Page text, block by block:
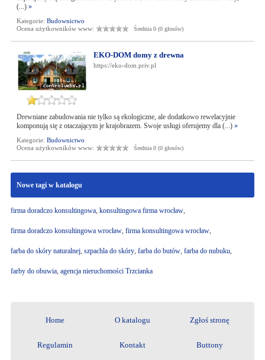
(...) »
Kategorie: Budownictwo
Ocena użytkowników www:
Średnia 0 (0 głosów)
EKO-DOM domy z drewna
https://eko-dom.priv.pl
Drewniane zabudowania nie tylko są ekologiczne, ale dodatkowo rewelacyjnie
komponują się z otaczającym je krajobrazem. Swoje usługi oferujemy dla (...) »
Kategorie: Budownictwo
Ocena użytkowników www:
Średnia 0 (0 głosów)
Nowe tagi w katalogu
firma doradczo konsultingowa, konsultingowa firma wrocław,
firma doradczo konsultingowa wrocław, firma konsultingowa wrocław,
farba do skóry naturalnej, szpachla do skóry, farba do butów, farba do nubuku,
farby do obuwia, agencja nieruchomości Trzcianka
Home O katalogu Zgłoś stronę
Regulamin Kontakt Buttony